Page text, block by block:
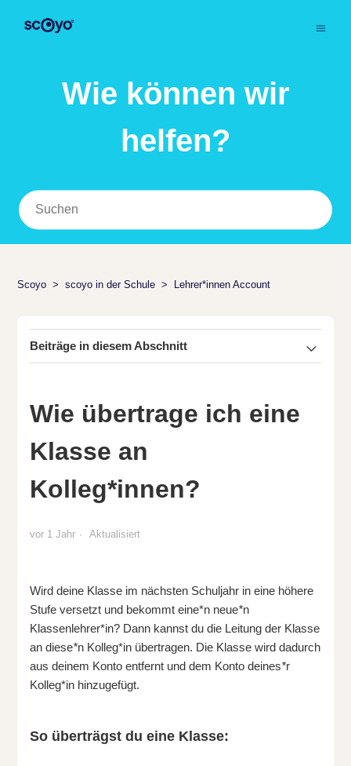
Wie können wir
helfen?
Scoyo scoyo in der Schule Lehrer*innen Account
Beiträge in diesem Abschnitt
Wie übertrage ich eine
Klasse an
Kolleg*innen?
vor 1 Jahr Aktualisiert
Wird deine Klasse im nächsten Schuljahr in eine höhere
Stufe versetzt und bekommt eine*n neue*n
Klassenlehrer*in? Dann kannst du die Leitung der Klasse
an diese*n Kolleg*in übertragen. Die Klasse wird dadurch
aus deinem Konto entfernt und dem Konto deines*r
Kolleg*in hinzugefügt.
So überträgst du eine Klasse: